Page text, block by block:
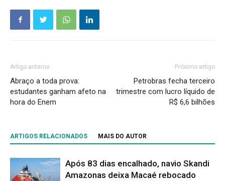
Artigo anterior
Abraço a toda prova:
estudantes ganham afeto na
hora do Enem
Próximo artigo
Petrobras fecha terceiro
trimestre com lucro líquido de
R$ 6,6 bilhões
ARTIGOS RELACIONADOS MAIS DO AUTOR
Após 83 dias encalhado, navio Skandi
Amazonas deixa Macaé rebocado